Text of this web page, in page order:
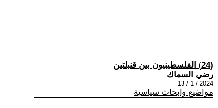
(24) الفلسطينيون بين قنبلتين
رضي السماك
2024 / 1 / 13
مواضيع وابحاث سياسية